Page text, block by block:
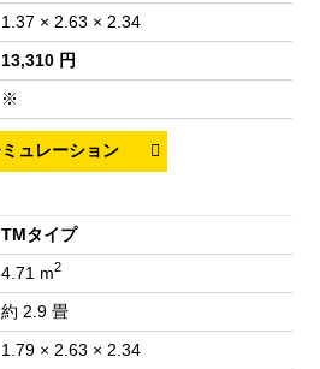
1.37 × 2.63 × 2.34
13,310 円
※
TMタイプ
4.71 m2
約 2.9 畳
1.79 × 2.63 × 2.34